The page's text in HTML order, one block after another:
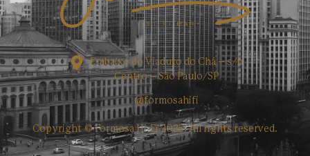
Embaixo do Viaduto do Chá – s/n
Centro – São Paulo/SP
@formosahifi
Copyright © Formosa Hi-Fi 2025. All rights reserved.